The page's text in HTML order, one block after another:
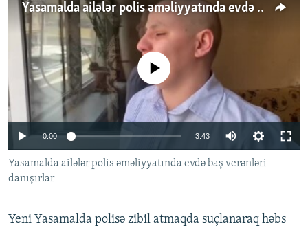
FOTOQALEREYA
İNFOQRAFIKA
KARIKATURA
OXU ZALI
AZƏRBAYCAN ƏDƏBIYYATI KITABXANASI
İSLAM VƏ DEMOKRATIYA
İZ - MƏDƏNIYYƏT PROQRAMI
HAQQIMIZDA
MISSIYAMIZ
PEŞƏ ETIKASI VƏ JURNALISTIKA STANDARTLARIMIZ
MATERIALLARIMIZDAN ISTIFADƏ
AZADLIQRADIOSU MOBIL TELEFONUNUZDA
BIZIMLƏ ƏLAQƏ
XƏBƏR BÜLLETENLƏRIMIZ
BIZI IZLƏ
RFE/RL-in bütün saytları
Yasamalda ailələr polis əməliyyatında evdə baş verənləri danışırlar
Auto 270p 360p
No media source currently available
0:00 3:43
270p
Yasamalda ailələr polis əməliyyatında evdə baş verənləri
danışırlar
Yeni Yasamalda polisə zibil atmaqda suçlanaraq həbs